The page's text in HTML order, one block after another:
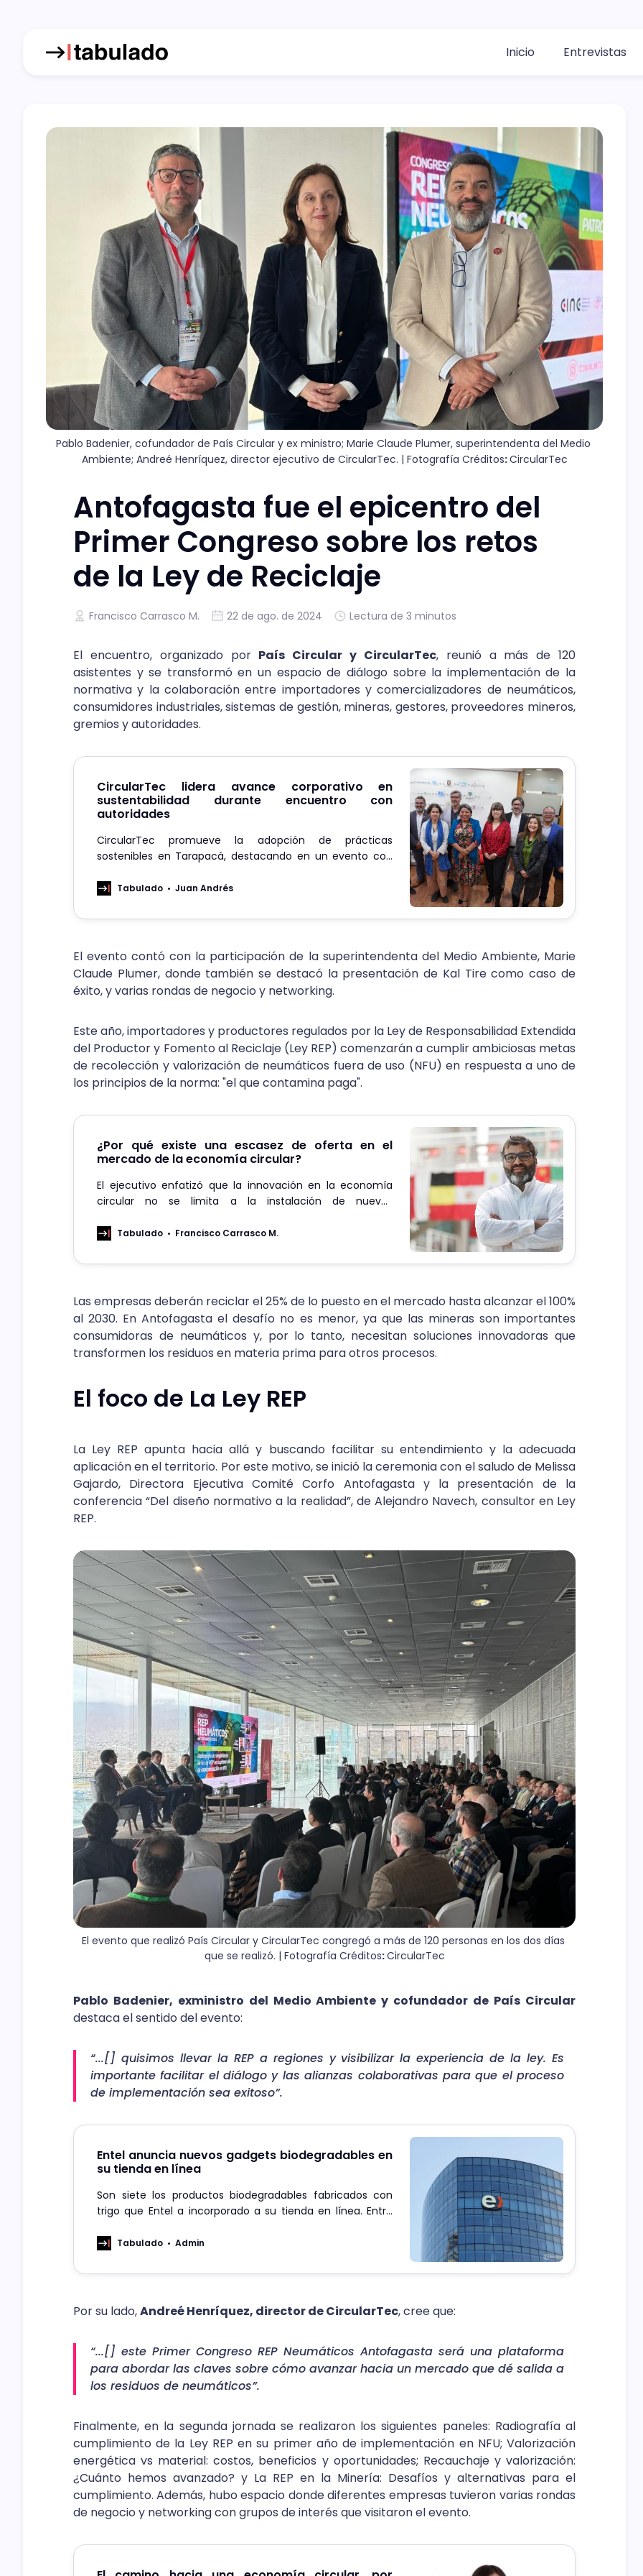
Inicio Entrevistas
Pablo Badenier, cofundador de País Circular y ex ministro; Marie Claude Plumer, superintendenta del Medio
Ambiente; Andreé Henríquez, director ejecutivo de CircularTec. | Fotografía Créditos: CircularTec
Antofagasta fue el epicentro del
Primer Congreso sobre los retos
de la Ley de Reciclaje
Francisco Carrasco M. 22 de ago. de 2024 Lectura de 3 minutos
El encuentro, organizado por País Circular y CircularTec, reunió a más de 120
asistentes y se transformó en un espacio de diálogo sobre la implementación de la
normativa y la colaboración entre importadores y comercializadores de neumáticos,
consumidores industriales, sistemas de gestión, mineras, gestores, proveedores mineros,
gremios y autoridades.
CircularTec lidera avance corporativo en
sustentabilidad durante encuentro con
autoridades
CircularTec promueve la adopción de prácticas
sostenibles en Tarapacá, destacando en un evento con
Tabulado Juan Andrés
El evento contó con la participación de la superintendenta del Medio Ambiente, Marie
Claude Plumer, donde también se destacó la presentación de Kal Tire como caso de
éxito, y varias rondas de negocio y networking.
Este año, importadores y productores regulados por la Ley de Responsabilidad Extendida
del Productor y Fomento al Reciclaje (Ley REP) comenzarán a cumplir ambiciosas metas
de recolección y valorización de neumáticos fuera de uso (NFU) en respuesta a uno de
los principios de la norma: "el que contamina paga".
¿Por qué existe una escasez de oferta en el
mercado de la economía circular?
El ejecutivo enfatizó que la innovación en la economía
circular no se limita a la instalación de nuevas
procesos, protocolos e ideas de gestión
Tabulado Francisco Carrasco M.
Las empresas deberán reciclar el 25% de lo puesto en el mercado hasta alcanzar el 100%
al 2030. En Antofagasta el desafío no es menor, ya que las mineras son importantes
consumidoras de neumáticos y, por lo tanto, necesitan soluciones innovadoras que
transformen los residuos en materia prima para otros procesos.
El foco de La Ley REP
La Ley REP apunta hacia allá y buscando facilitar su entendimiento y la adecuada
aplicación en el territorio. Por este motivo, se inició la ceremonia con el saludo de Melissa
Gajardo, Directora Ejecutiva Comité Corfo Antofagasta y la presentación de la
conferencia “Del diseño normativo a la realidad”, de Alejandro Navech, consultor en Ley
REP.
El evento que realizó País Circular y CircularTec congregó a más de 120 personas en los dos días
que se realizó. | Fotografía Créditos: CircularTec
Pablo Badenier, exministro del Medio Ambiente y cofundador de País Circular
destaca el sentido del evento:
“...[] quisimos llevar la REP a regiones y visibilizar la experiencia de la ley. Es
importante facilitar el diálogo y las alianzas colaborativas para que el proceso
de implementación sea exitoso”.
Entel anuncia nuevos gadgets biodegradables en
su tienda en línea
Son siete los productos biodegradables fabricados con
trigo que Entel a incorporado a su tienda en línea. Entre
Tabulado Admin
Por su lado,Andreé Henríquez, director de CircularTec, cree que:
“...[] este Primer Congreso REP Neumáticos Antofagasta será una plataforma
para abordar las claves sobre cómo avanzar hacia un mercado que dé salida a
los residuos de neumáticos”.
Finalmente, en la segunda jornada se realizaron los siguientes paneles: Radiografía al
cumplimiento de la Ley REP en su primer año de implementación en NFU; Valorización
energética vs material: costos, beneficios y oportunidades; Recauchaje y valorización:
¿Cuánto hemos avanzado? y La REP en la Minería: Desafíos y alternativas para el
cumplimiento. Además, hubo espacio donde diferentes empresas tuvieron varias rondas
de negocio y networking con grupos de interés que visitaron el evento.